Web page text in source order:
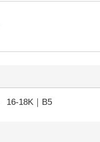
16-18K｜B5